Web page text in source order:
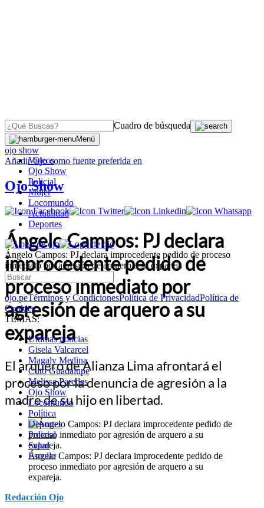
Cuadro de búsqueda
Menú
Videos
Ojo Show
Policial
Mujer
Locomundo
Actualidad
Deportes
Ángelo Campos: PJ declara improcedente pedido de proceso
inmediato por agresión de arquero a su expareja
ojo.peTérminos y CondicionesPolítica de PrivacidadPolítica de
Cookies
TEMAS:
Últimas noticias
Gisela Valcarcel
Magaly Medina
Cuto Guadalupe
Melissa Paredes
Ojo Show
Locomundo
Política
Deportes
Policial
Salud
Escolar
OJO
ojo show
AñadirOjocomo fuente preferida en
Ojo Show
Ángelo Campos: PJ declara
improcedente pedido de
proceso inmediato por
agresión de arquero a su
expareja
El arquero de Alianza Lima afrontará el
proceso por la denuncia de agresión a la
madre de su hijo en libertad.
Ángelo Campos: PJ declara improcedente pedido de
proceso inmediato por agresión de arquero a su
expareja.
Redacción Ojo